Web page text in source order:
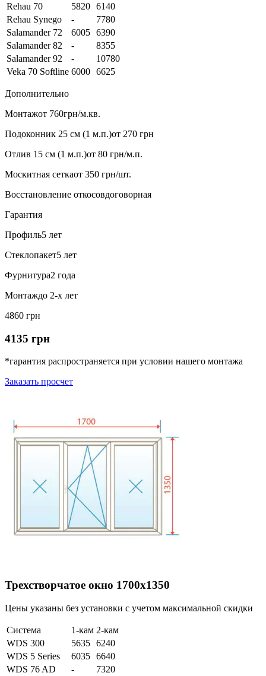
Rehau 70
5820 6140
Rehau Synego
-
7780
Salamander 72
6005 6390
Salamander 82
-
8355
Salamander 92
-
10780
Veka 70 Softline 6000 6625
Дополнительно
Монтажот 760грн/м.кв.
Подоконник 25 см (1 м.п.)от 270 грн
Отлив 15 см (1 м.п.)от 80 грн/м.п.
Москитная сеткаот 350 грн/шт.
Восстановление откосовдоговорная
Гарантия
Профиль5 лет
Стеклопакет5 лет
Фурнитура2 года
Монтаждо 2-х лет
4860 грн
4135 грн
*гарантия распространяется при условии нашего монтажа
Заказать просчет
Трехстворчатое окно 1700х1350
Цены указаны без установки с учетом максимальной скидки
Система 1-кам 2-кам
WDS 300
5635 6240
WDS 5 Series
6035 6640
WDS 76 AD
- 7320